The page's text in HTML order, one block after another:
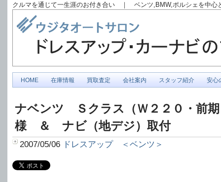
クルマを通じて一生涯のお付き合い ｜ ベンツ,BMW,ポルシェを中
HOME 在庫情報 買取査定 会社案内 スタッフ紹介 安心
ナベンツ Ｓクラス（Ｗ２２０・前
様 ＆ ナビ（地デジ）取付
2007/05/06 ドレスアップ ＜ベンツ＞